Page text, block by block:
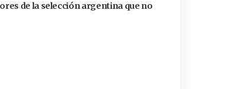
de la selección argentina que no